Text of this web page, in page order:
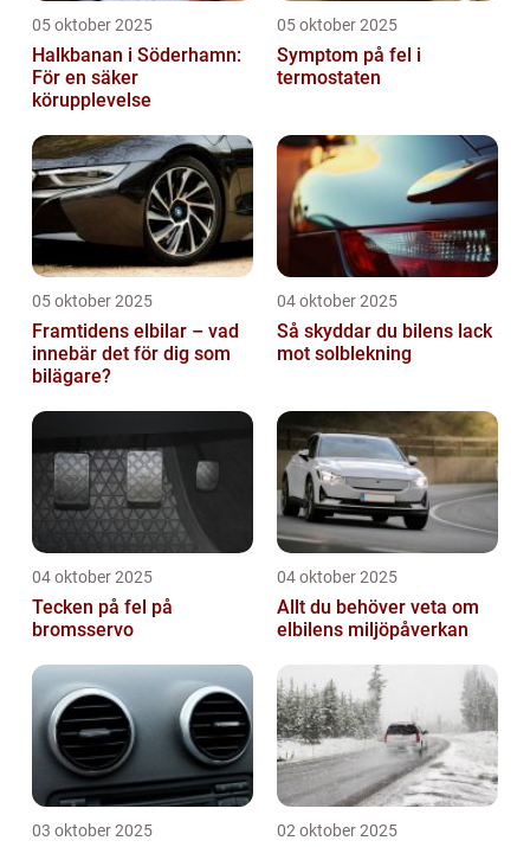
05 oktober 2025
Halkbanan i Söderhamn:
För en säker
körupplevelse
05 oktober 2025
Symptom på fel i
termostaten
05 oktober 2025
Framtidens elbilar – vad
innebär det för dig som
bilägare?
04 oktober 2025
Så skyddar du bilens lack
mot solblekning
04 oktober 2025
Tecken på fel på
bromsservo
04 oktober 2025
Allt du behöver veta om
elbilens miljöpåverkan
03 oktober 2025 02 oktober 2025